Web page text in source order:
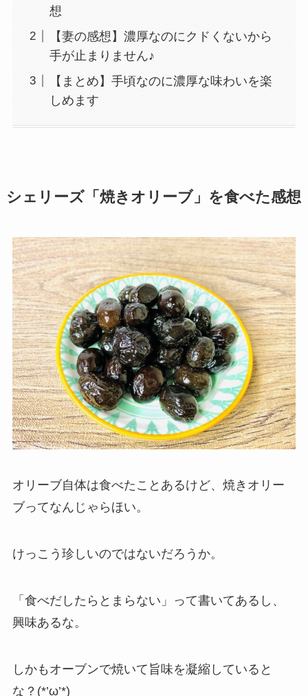
想
【妻の感想】濃厚なのにクドくないから
手が止まりません♪
【まとめ】手頃なのに濃厚な味わいを楽
しめます
シェリーズ「焼きオリーブ」を食べた感想
オリーブ自体は食べたことあるけど、焼きオリー
ブってなんじゃらほい。
けっこう珍しいのではないだろうか。
「食べだしたらとまらない」って書いてあるし、
興味あるな。
しかもオーブンで焼いて旨味を凝縮していると
な？(*’ω’*)